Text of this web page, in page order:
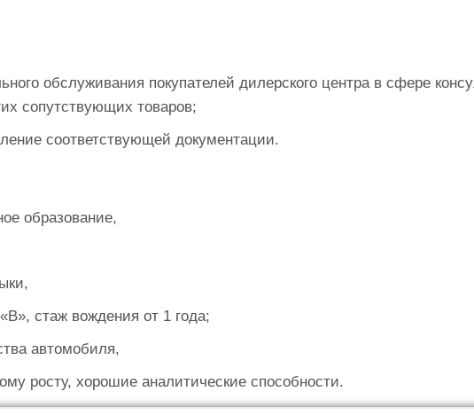
обслуживания покупателей дилерского центра в сфере
сопутствующих товаров;
соответствующей документации.
образование,
стаж вождения от 1 года;
автомобиля,
росту, хорошие аналитические способности.